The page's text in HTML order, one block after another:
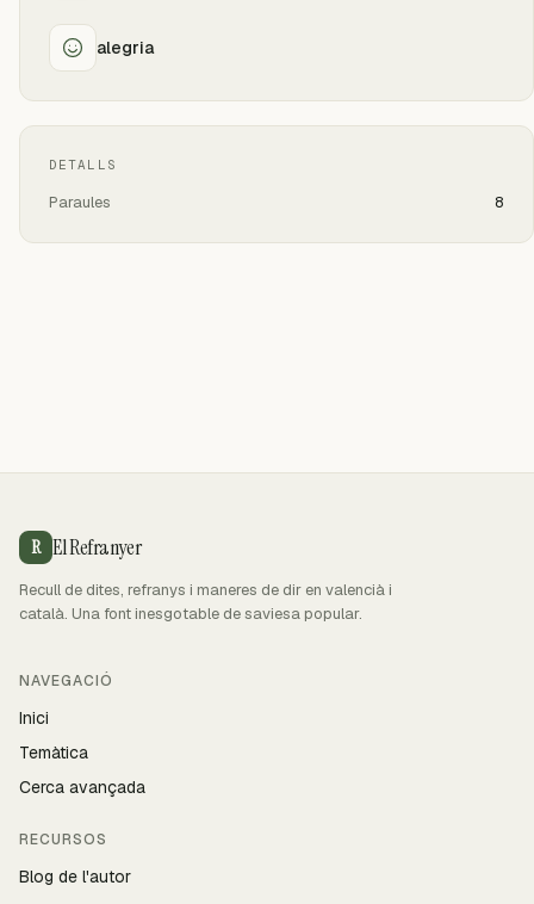
alegria
DETALLS
Paraules 8
R El Refranyer
Recull de dites, refranys i maneres de dir en valencià i
català. Una font inesgotable de saviesa popular.
NAVEGACIÓ
Inici
Temàtica
Cerca avançada
RECURSOS
Blog de l'autor